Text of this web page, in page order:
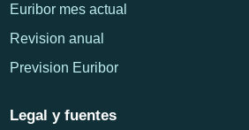
Euribor mes actual
Revision anual
Prevision Euribor
Legal y fuentes